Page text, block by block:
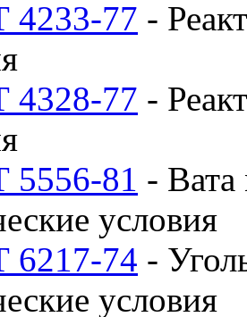
77 -
77 -
81 - Вата
условия
74 -
условия